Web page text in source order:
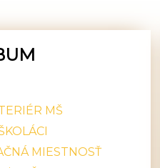
MŠ
MIESTNOSŤ